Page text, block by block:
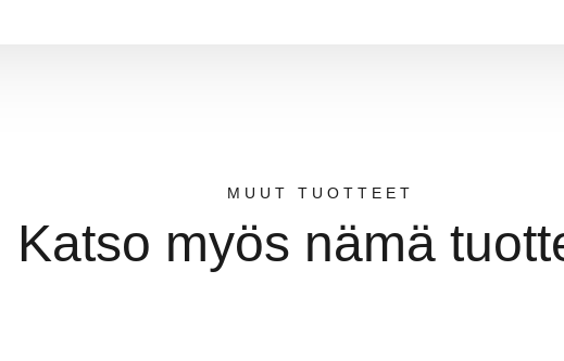
MUUT TUOTTEET
Katso myös nämä